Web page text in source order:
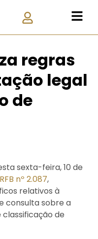
regras
legal
de
sexta-feira, 10 de
nº 2.087,
relativos à
consulta sobre a
de